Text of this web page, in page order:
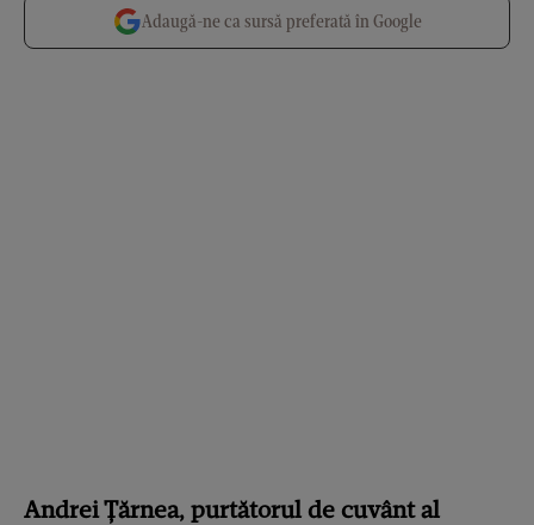
Adaugă-ne ca sursă preferată în Google
Andrei Țărnea, purtătorul de cuvânt al